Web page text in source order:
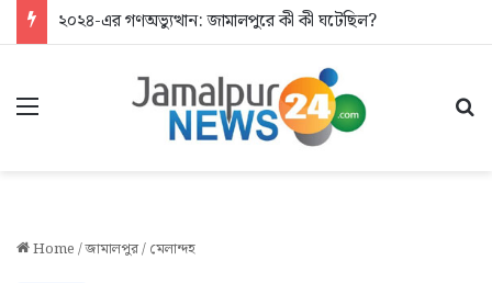
২০২৪-এর গণঅভ্যুত্থান: জামালপুরে কী কী ঘটেছিল?
Menu
Home/জামালপুর/মেলান্দহ